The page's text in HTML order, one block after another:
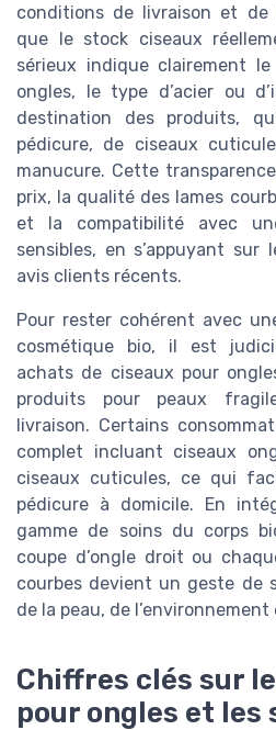
conditions de livraison et de
que le stock ciseaux
sérieux indique clairement
ongles, le type d’acier ou
destination des produits,
pédicure, de ciseaux
manucure. Cette
prix, la qualité des lames
et la compatibilité avec
sensibles, en s’appuyant
avis clients récents.
Pour rester cohérent avec
cosmétique bio, il est
achats de ciseaux pour
produits pour peaux
livraison. Certains
complet incluant ciseaux
ciseaux cuticules, ce qui
pédicure à domicile. En
gamme de soins du corps
coupe d’ongle droit ou
courbes devient un geste de
de la peau, de
Chiffres clés sur
pour ongles et les